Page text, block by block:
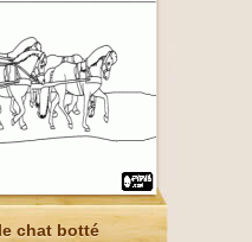
chat botté